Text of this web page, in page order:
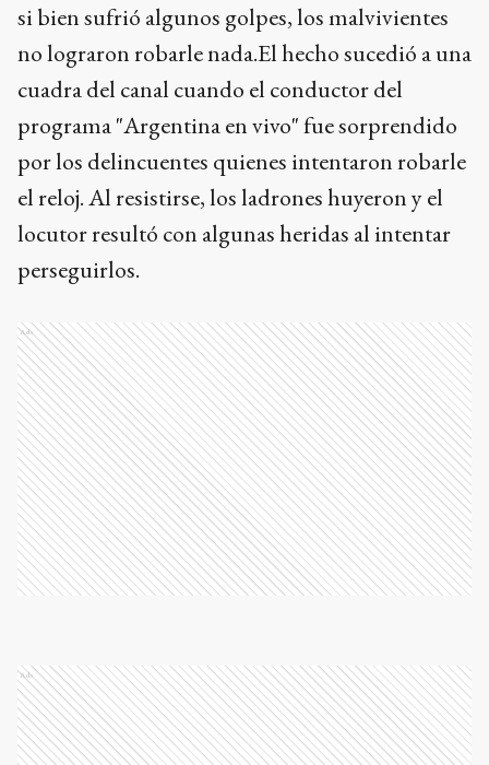
si bien sufrió algunos golpes, los malvivientes
no lograron robarle nada.El hecho sucedió a una
cuadra del canal cuando el conductor del
programa "Argentina en vivo" fue sorprendido
por los delincuentes quienes intentaron robarle
el reloj. Al resistirse, los ladrones huyeron y el
locutor resultó con algunas heridas al intentar
perseguirlos.
Ads
Ads